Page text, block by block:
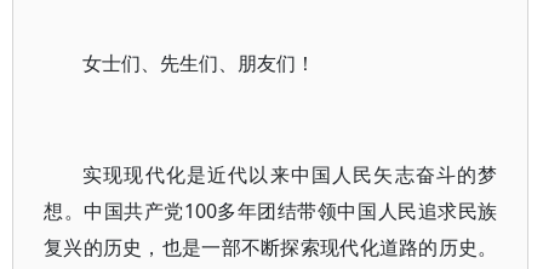
女士们、先生们、朋友们！
实现现代化是近代以来中国人民矢志奋斗的梦
想。中国共产党100多年团结带领中国人民追求民族
复兴的历史，也是一部不断探索现代化道路的历史。